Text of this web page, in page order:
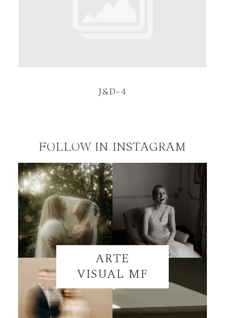
J&D-4
FOLLOW IN INSTAGRAM
ARTE
VISUAL MF